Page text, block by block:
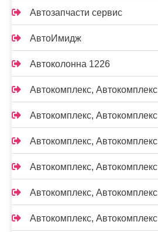
Автозапчасти сервис
АвтоИмидж
Автоколонна 1226
Автокомплекс, Автокомплекс
Автокомплекс, Автокомплекс
Автокомплекс, Автокомплекс
Автокомплекс, Автокомплекс
Автокомплекс, Автокомплекс
Автокомплекс, Автокомплекс